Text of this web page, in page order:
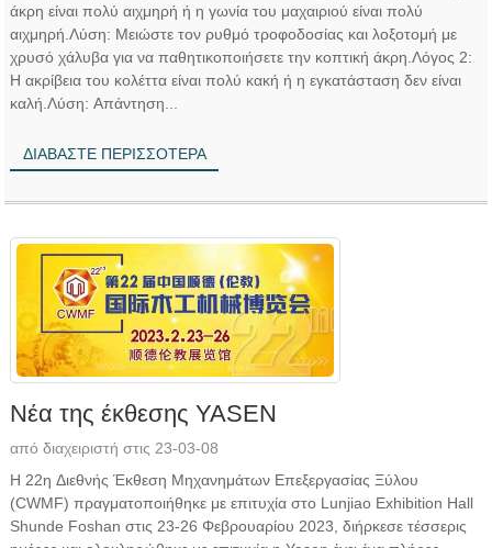
άκρη είναι πολύ αιχμηρή ή η γωνία του μαχαιριού είναι πολύ
αιχμηρή.Λύση: Μειώστε τον ρυθμό τροφοδοσίας και λοξοτομή με
χρυσό χάλυβα για να παθητικοποιήσετε την κοπτική άκρη.Λόγος 2:
Η ακρίβεια του κολέττα είναι πολύ κακή ή η εγκατάσταση δεν είναι
καλή.Λύση: Απάντηση...
ΔΙΑΒΆΣΤΕ ΠΕΡΙΣΣΌΤΕΡΑ
Νέα της έκθεσης YASEN
από διαχειριστή στις 23-03-08
Η 22η Διεθνής Έκθεση Μηχανημάτων Επεξεργασίας Ξύλου
(CWMF) πραγματοποιήθηκε με επιτυχία στο Lunjiao Exhibition Hall
Shunde Foshan στις 23-26 Φεβρουαρίου 2023, διήρκεσε τέσσερις